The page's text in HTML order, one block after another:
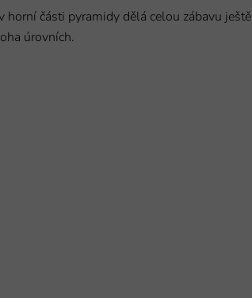
části pyramidy dělá celou zábavu ještě
úrovních.